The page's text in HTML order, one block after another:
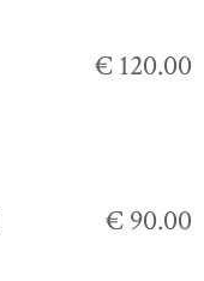
€ 120.00
€ 90.00